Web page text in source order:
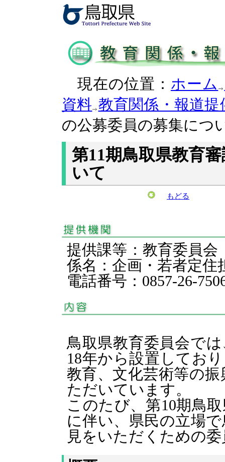
現在の位置： ホーム
資料 教育関係・報道提
の公募委員の募集につ
第11期鳥取県教育
いて
もどる
提供課等：教育委員
係名：企画・若者定
電話番号：0857-26-
鳥取県教育委員会で
18年から設置してお
教育、文化芸術等の
ただいています。
このたび、第10期鳥
に伴い、県民の立場
見をいただくための